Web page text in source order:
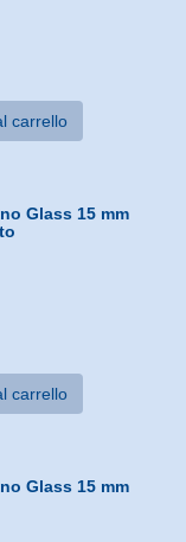
carrello
Glass 15 mm
carrello
Glass 15 mm